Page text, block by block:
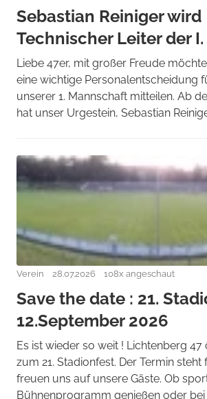
Sebastian Reiniger wird
Technischer Leiter der
Liebe 47er, mit großer Freude
eine wichtige Personalentscheidung
unserer 1. Mannschaft mitteilen. Ab
hat unser Urgestein, Sebastian
Verein 28.07.2026 108x angeschaut
Save the date : 21.
12.September 2026
Es ist wieder so weit ! Lichtenberg 47
zum 21. Stadionfest. Der Termin steht
freuen uns auf unsere Gäste. Ob
Bühnenprogramm genießen oder bei